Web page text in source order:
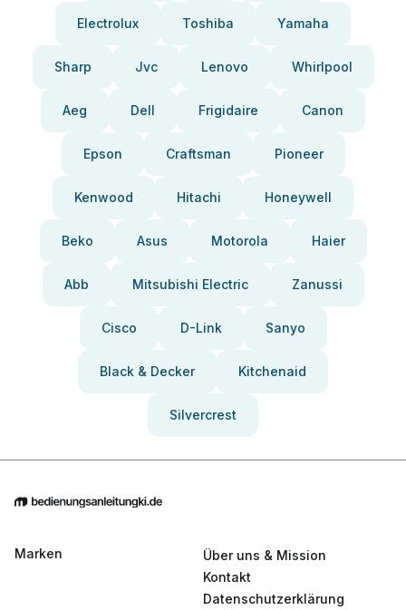
Electrolux Toshiba Yamaha
Sharp Jvc Lenovo Whirlpool
Aeg Dell Frigidaire Canon
Epson Craftsman Pioneer
Kenwood Hitachi Honeywell
Beko Asus Motorola Haier
Abb Mitsubishi Electric Zanussi
Cisco D-Link Sanyo
Black & Decker Kitchenaid
Silvercrest
Marken
Über uns & Mission
Kontakt
Datenschutzerklärung